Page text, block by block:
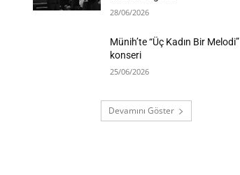
28/06/2026
Münih’te “Üç Kadın Bir Melodi”
konseri
25/06/2026
Devamını Göster